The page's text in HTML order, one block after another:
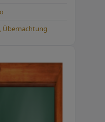
Übernachtung